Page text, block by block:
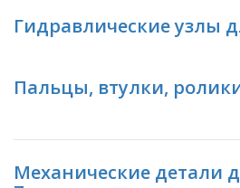
Гидравлические узлы
Пальцы, втулки,
Механические детали